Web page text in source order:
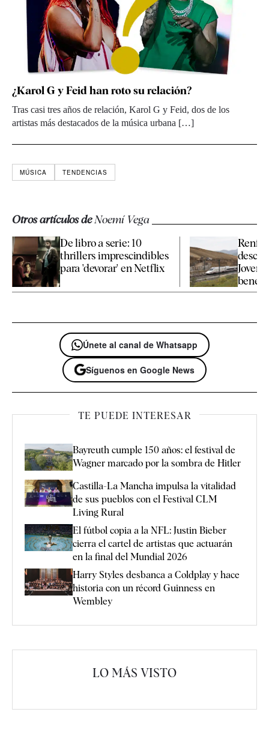
¿Karol G y Feid han roto su relación?
Tras casi tres años de relación, Karol G y Feid, dos de los
artistas más destacados de la música urbana […]
MÚSICA TENDENCIAS
Otros artículos deNoemí Vega
De libro a serie: 10
thrillers imprescindibles
para 'devorar' en Netflix
Renfe
Joven
Únete al canal de Whatsapp
Síguenos en Google News
TE PUEDE INTERESAR
Bayreuth cumple 150 años: el festival de
Wagner marcado por la sombra de Hitler
Castilla-La Mancha impulsa la vitalidad
de sus pueblos con el Festival CLM
Living Rural
El fútbol copia a la NFL: Justin Bieber
cierra el cartel de artistas que actuarán
en la final del Mundial 2026
Harry Styles desbanca a Coldplay y hace
historia con un récord Guinness en
Wembley
LO MÁS VISTO